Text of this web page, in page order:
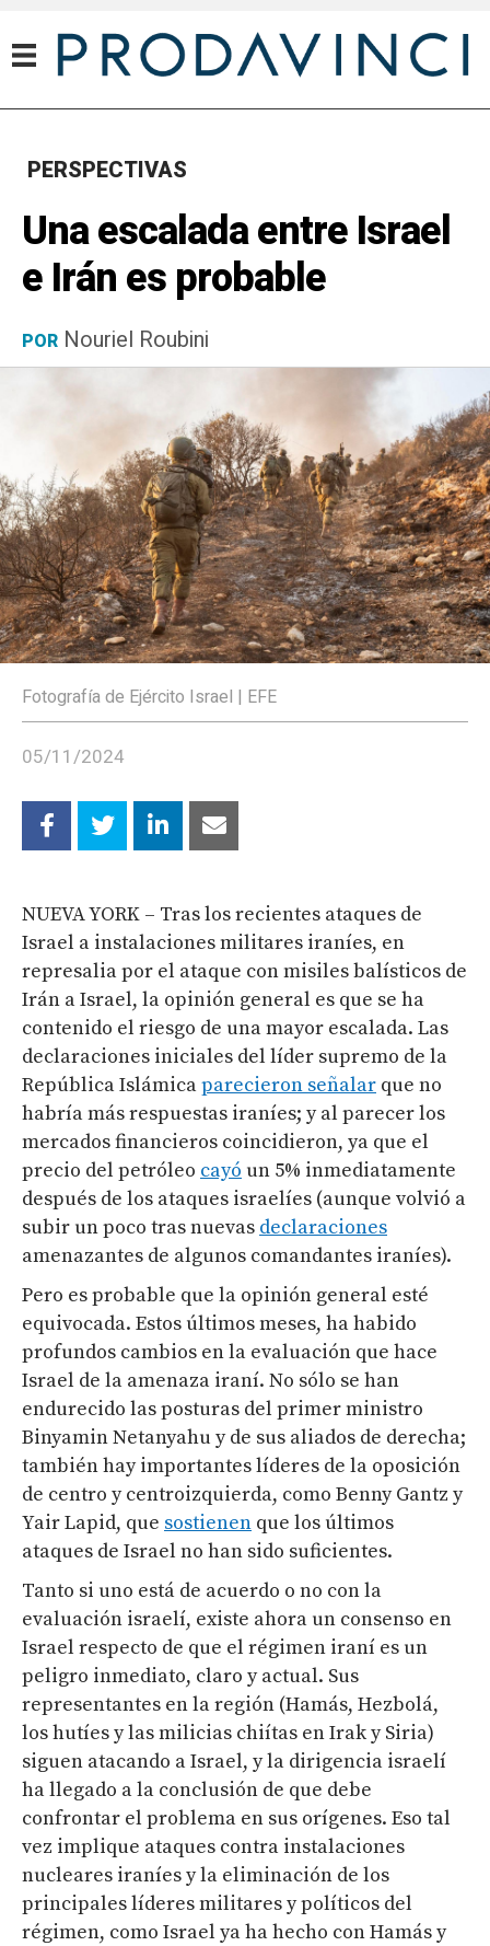
PERSPECTIVAS
Una escalada entre Israel
e Irán es probable
POR Nouriel Roubini
Fotografía de Ejército Israel | EFE
05/11/2024
NUEVA YORK – Tras los recientes ataques de
Israel a instalaciones militares iraníes, en
represalia por el ataque con misiles balísticos de
Irán a Israel, la opinión general es que se ha
contenido el riesgo de una mayor escalada. Las
declaraciones iniciales del líder supremo de la
República Islámicaparecieron señalar que no
habría más respuestas iraníes; y al parecer los
mercados financieros coincidieron, ya que el
precio del petróleo cayó un 5% inmediatamente
después de los ataques israelíes (aunque volvió a
subir un poco tras nuevas declaraciones
amenazantes de algunos comandantes iraníes).
Pero es probable que la opinión general esté
equivocada. Estos últimos meses, ha habido
profundos cambios en la evaluación que hace
Israel de la amenaza iraní. No sólo se han
endurecido las posturas del primer ministro
Binyamin Netanyahu y de sus aliados de derecha;
también hay importantes líderes de la oposición
de centro y centroizquierda, como Benny Gantz y
Yair Lapid, que sostienen que los últimos
ataques de Israel no han sido suficientes.
Tanto si uno está de acuerdo o no con la
evaluación israelí, existe ahora un consenso en
Israel respecto de que el régimen iraní es un
peligro inmediato, claro y actual. Sus
representantes en la región (Hamás, Hezbolá,
los hutíes y las milicias chiítas en Irak y Siria)
siguen atacando a Israel, y la dirigencia israelí
ha llegado a la conclusión de que debe
confrontar el problema en sus orígenes. Eso tal
vez implique ataques contra instalaciones
nucleares iraníes y la eliminación de los
principales líderes militares y políticos del
régimen, como Israel ya ha hecho con Hamás y